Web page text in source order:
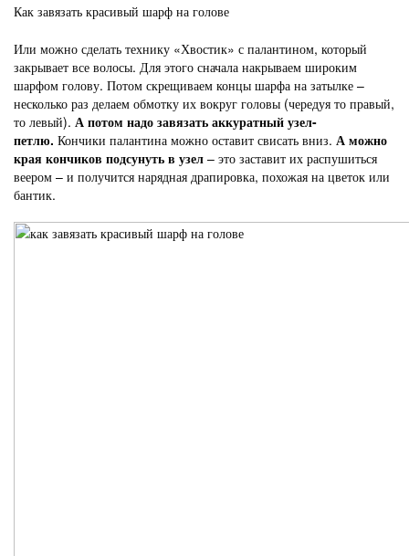
Как завязать красивый шарф на голове
Или можно сделать технику «Хвостик» с палантином, который
закрывает все волосы. Для этого сначала накрываем широким
шарфом голову. Потом скрещиваем концы шарфа на затылке –
несколько раз делаем обмотку их вокруг головы (чередуя то правый,
то левый). А потом надо завязать аккуратный узел-
петлю. Кончики палантина можно оставит свисать вниз. А можно
края кончиков подсунуть в узел – это заставит их распушиться
веером – и получится нарядная драпировка, похожая на цветок или
бантик.